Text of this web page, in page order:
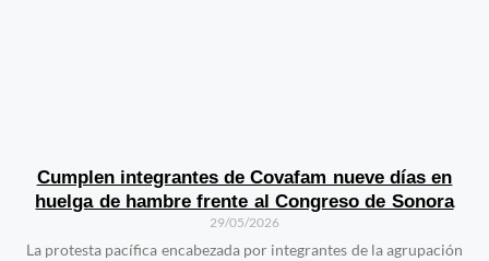
Cumplen integrantes de Covafam nueve días en
huelga de hambre frente al Congreso de Sonora
29/05/2026
La protesta pacífica encabezada por integrantes de la agrupación